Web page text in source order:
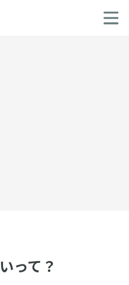
って？